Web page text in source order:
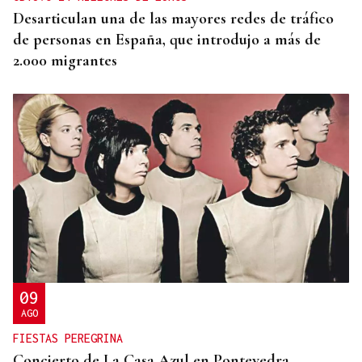
Desarticulan una de las mayores redes de tráfico
de personas en España, que introdujo a más de
2.000 migrantes
09
AGO
FIESTAS PEREGRINA